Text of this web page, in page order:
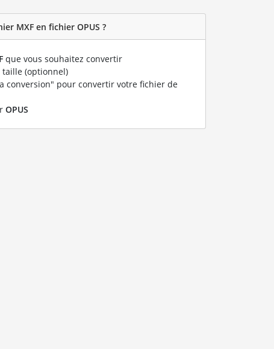
MXF en fichier OPUS ?
que vous souhaitez convertir
(optionnel)
conversion" pour convertir votre fichier de
OPUS